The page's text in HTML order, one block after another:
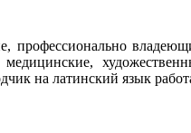
профессионально
на латинский язык